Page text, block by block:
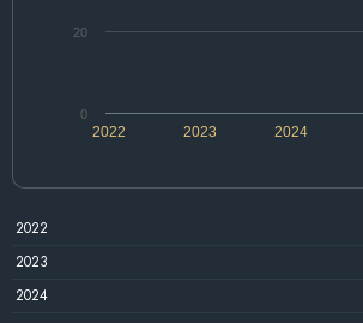
2022 2024
2023
0
20
2022
2023
2024